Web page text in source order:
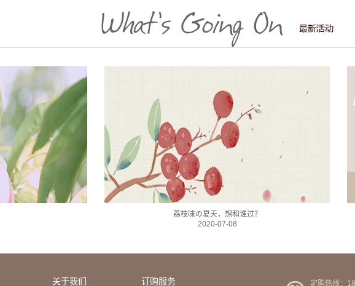
荔枝味の夏天，想和谁过？
2020-07-08
关于我们 订购服务 定购热线：